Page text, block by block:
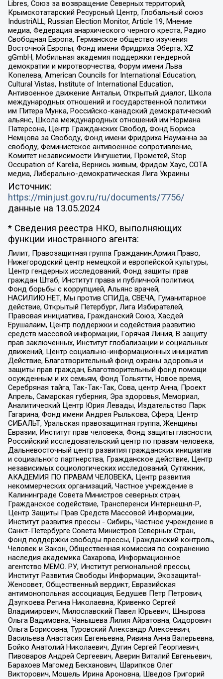
Libres, Союз за возвращение Северных территорий,
Крымскотатарский Ресурсный Центр, Глобальный союз
IndustriALL, Russian Election Monitor, Article 19, Мнение
медиа, Федерация анархического черного креста, Радио
Свободная Европа, Германское общество изучения
Восточной Европы, Фонд имени Фридриха Эберта, XZ
gGmbH, Мобильная академия поддержки гендерной
демократии и миротворчества, Форум имени Льва
Копелева, American Councils for International Education,
Cultural Vistas, Institute of International Education,
Антивоенное движение Антальи, Открытый диалог, Школа
международных отношений и государственной политики
им Питера Мунка, Российско-канадский демократический
альянс, Школа международных отношений им Нормана
Патерсона, Центр Гражданских Свобод, Фонд Бориса
Немцова за Свободу, Фонд имени Фридриха Науманна за
свободу, Феминистское антивоенное сопротивление,
Комитет независимости Ингушетии, Прометей, Stop
Occupation of Karelia, Вернись живым, Фридом Хаус, СОТА
медиа, Либерально-демократическая Лига Украины
Источник:
https://minjust.gov.ru/ru/documents/7756/
данные на 13.05.2024
* Сведения реестра НКО, выполняющих
функции иностранного агента:
Лилит, Правозащитная группа Гражданин.Армия.Право,
Нижегородский центр немецкой и европейской культуры,
Центр гендерных исследований, Фонд защиты прав
граждан Штаб, Институт права и публичной политики,
Фонд борьбы с коррупцией, Альянс врачей,
НАСИЛИЮ.НЕТ, Мы против СПИДа, СВЕЧА, Гуманитарное
действие, Открытый Петербург, Лига Избирателей,
Правовая инициатива, Гражданский Союз, Хасдей
Ерушалаим, Центр поддержки и содействия развитию
средств массовой информации, Горячая Линия, В защиту
прав заключенных, Институт глобализации и социальных
движений, Центр социально-информационных инициатив
Действие, Благотворительный фонд охраны здоровья и
защиты прав граждан, Благотворительный фонд помощи
осужденным и их семьям, Фонд Тольятти, Новое время,
Серебряная тайга, Так-Так-Так, Сова, центр Анна, Проект
Апрель, Самарская губерния, Эра здоровья, Мемориал,
Аналитический Центр Юрия Левады, Издательство Парк
Гагарина, Фонд имени Андрея Рылькова, Сфера, Центр
СИБАЛЬТ, Уральская правозащитная группа, Женщины
Евразии, Институт прав человека, Фонд защиты гласности,
Российский исследовательский центр по правам человека,
Дальневосточный центр развития гражданских инициатив
и социального партнерства, Гражданское действие, Центр
независимых социологических исследований, Сутяжник,
АКАДЕМИЯ ПО ПРАВАМ ЧЕЛОВЕКА, Центр развития
некоммерческих организаций, Частное учреждение в
Калининграде Совета Министров северных стран,
Гражданское содействие, Трансперенси Интернешнл-Р,
Центр Защиты Прав Средств Массовой Информации,
Институт развития прессы - Сибирь, Частное учреждение в
Санкт-Петербурге Совета Министров Северных Стран,
Фонд поддержки свободы прессы, Гражданский контроль,
Человек и Закон, Общественная комиссия по сохранению
наследия академика Сахарова, Информационное
агентство МЕМО. РУ, Институт региональной прессы,
Институт Развития Свободы Информации, Экозащита!-
Женсовет, Общественный вердикт, Евразийская
антимонопольная ассоциация, Бедушев Петр Петрович,
Дзугкоева Регина Николаевна, Кривенко Сергей
Владимирович, Милославский Павел Юрьевич, Шнырова
Ольга Вадимовна, Чанышева Лилия Айратовна, Сидорович
Ольга Борисовна, Туровский Александр Алексеевич,
Васильева Анастасия Евгеньевна, Ривина Анна Валерьевна,
Бойко Анатолий Николаевич, Дугин Сергей Георгиевич,
Пивоваров Андрей Сергеевич, Аверин Виталий Евгеньевич,
Барахоев Магомед Бекханович, Шарипков Олег
Викторович, Мошель Ирина Ароновна, Шведов Григорий